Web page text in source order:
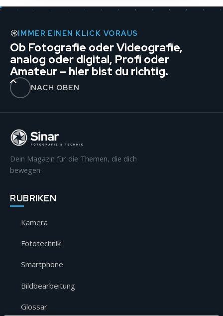
IMMER EINEN KLICK VORAUS
Ob Fotografie oder Videografie,
analog oder digital, Profi oder
Amateur – hier bist du richtig.
NACH OBEN
Dein Magazin für die Themen, die dich
bewegen.
RUBRIKEN
Kamera
Fototechnik
Smartphone
Bildbearbeitung
Glossar